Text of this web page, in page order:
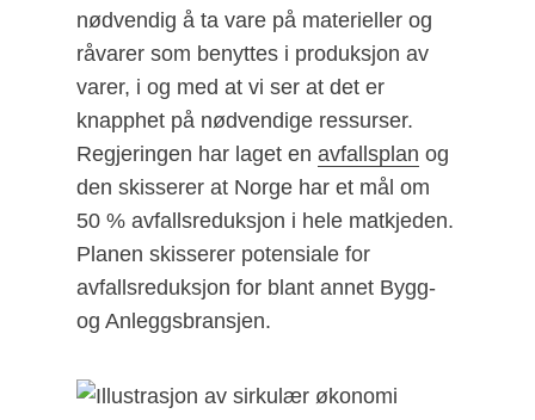
nødvendig å ta vare på materieller og
råvarer som benyttes i produksjon av
varer, i og med at vi ser at det er
knapphet på nødvendige ressurser.
Regjeringen har laget en avfallsplan og
den skisserer at Norge har et mål om
50 % avfallsreduksjon i hele matkjeden.
Planen skisserer potensiale for
avfallsreduksjon for blant annet Bygg-
og Anleggsbransjen.